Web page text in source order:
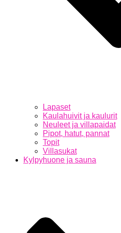
Lapaset
Kaulahuivit ja kaulurit
Neuleet ja villapaidat
Pipot, hatut, pannat
Topit
Villasukat
Kylpyhuone ja sauna